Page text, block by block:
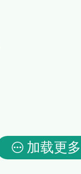
加载更多